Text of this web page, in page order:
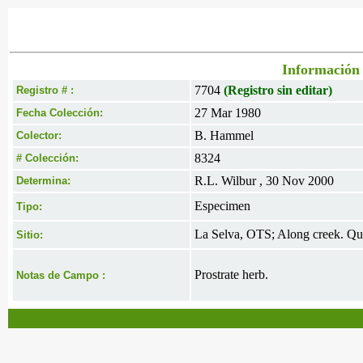
Información
Registro # : 7704 (Registro sin editar)
Fecha Colección: 27 Mar 1980
Colector: B. Hammel
# Colección: 8324
Determina: R.L. Wilbur , 30 Nov 2000
Tipo: Especimen
Sitio: La Selva, OTS; Along creek.
Notas de Campo : Prostrate herb.